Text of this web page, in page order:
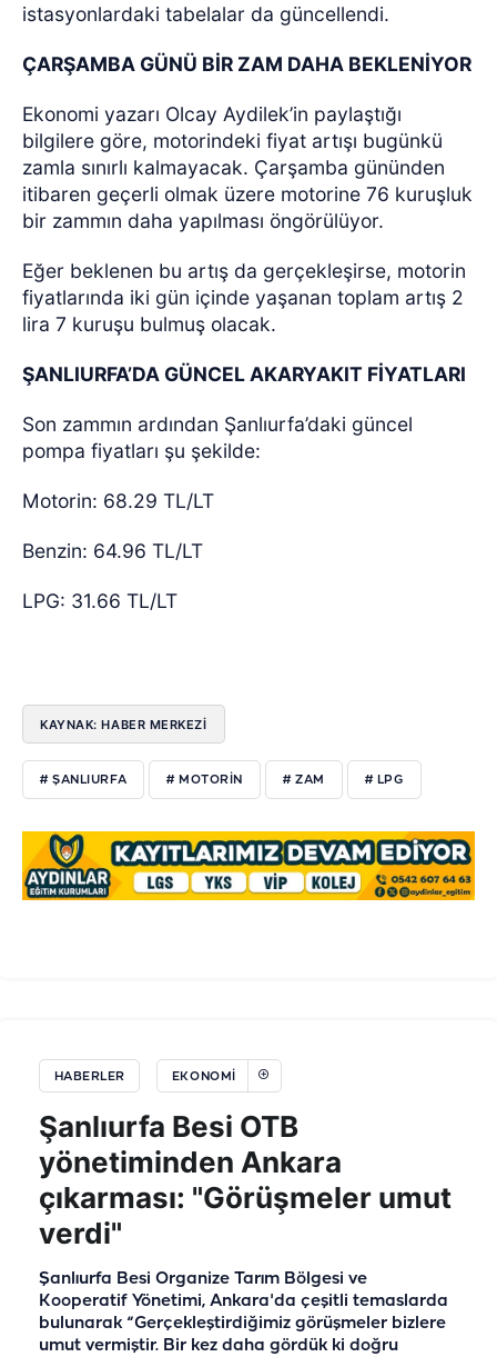
istasyonlardaki tabelalar da güncellendi.
ÇARŞAMBA GÜNÜ BİR ZAM DAHA BEKLENİYOR
Ekonomi yazarı Olcay Aydilek’in paylaştığı
bilgilere göre, motorindeki fiyat artışı bugünkü
zamla sınırlı kalmayacak. Çarşamba gününden
itibaren geçerli olmak üzere motorine 76 kuruşluk
bir zammın daha yapılması öngörülüyor.
Eğer beklenen bu artış da gerçekleşirse, motorin
fiyatlarında iki gün içinde yaşanan toplam artış 2
lira 7 kuruşu bulmuş olacak.
ŞANLIURFA’DA GÜNCEL AKARYAKIT FİYATLARI
Son zammın ardından Şanlıurfa’daki güncel
pompa fiyatları şu şekilde:
Motorin: 68.29 TL/LT
Benzin: 64.96 TL/LT
LPG: 31.66 TL/LT
KAYNAK: HABER MERKEZİ
# ŞANLIURFA # MOTORIN # ZAM # LPG
HABERLER EKONOMI
Şanlıurfa Besi OTB
yönetiminden Ankara
çıkarması: "Görüşmeler umut
verdi"
Şanlıurfa Besi Organize Tarım Bölgesi ve
Kooperatif Yönetimi, Ankara'da çeşitli temaslarda
bulunarak “Gerçekleştirdiğimiz görüşmeler bizlere
umut vermiştir. Bir kez daha gördük ki doğru